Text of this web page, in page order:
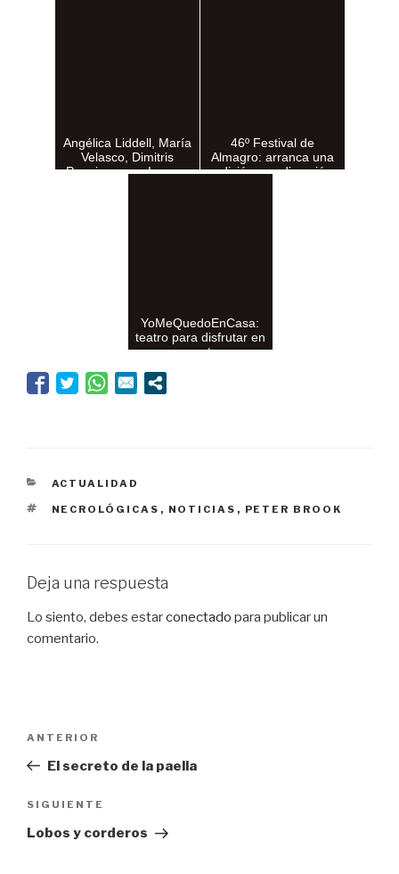
Angélica Liddell, María
Velasco, Dimitris
Papaioannou, Ivo van
46º Festival de
Almagro: arranca una
edición con dirección
YoMeQuedoEnCasa:
teatro para disfrutar en
cuarentena
CATEGORÍAS
ACTUALIDAD
ETIQUETAS
NECROLÓGICAS , NOTICIAS , PETER BROOK
Deja una respuesta
Lo siento, debes estarconectado para publicar un
comentario.
entradas
Entrada
anterior:
ANTERIOR
El secreto de la paella
Siguiente
entrada
SIGUIENTE
Lobos y corderos